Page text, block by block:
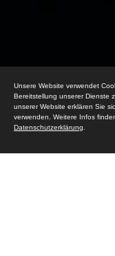
Unsere Website verwendet
Bereitstellung unserer Dienste
unserer Website erklären Sie
verwenden. Weitere Infos
Datenschutzerklärung